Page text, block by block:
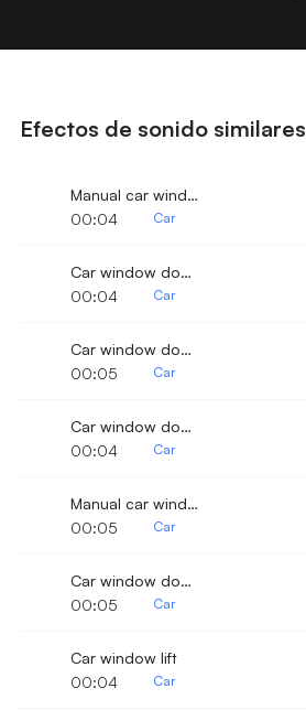
Efectos de sonido similares
Manual car window downlift 2
00:04
Car
Car window downlift
00:04
Car
Car window down 2
00:05
Car
Car window down lift
00:04
Car
Manual car window downlift
00:05
Car
Car window downlift 2
00:05
Car
Car window lift
00:04
Car